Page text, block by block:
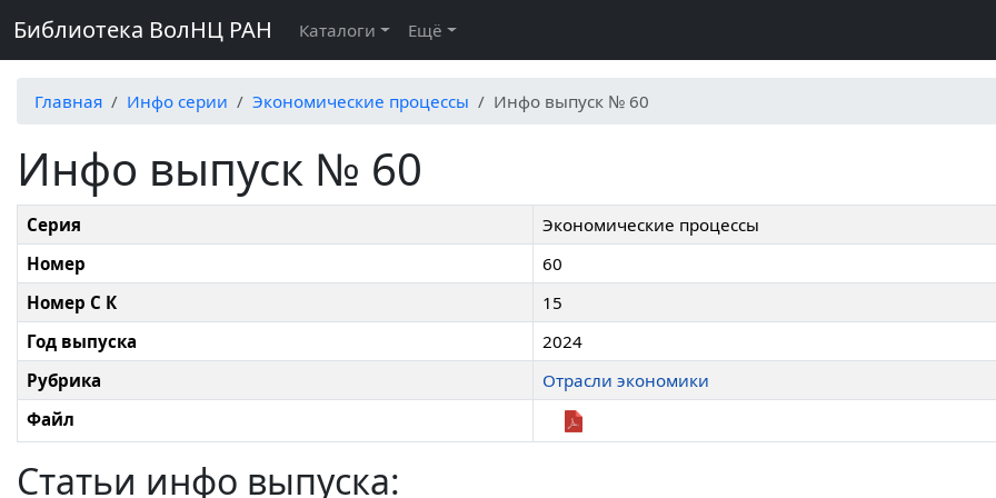
Библиотека ВолНЦ РАН Каталоги Ещё
Главная Инфо серии Экономические процессы Инфо выпуск № 60
Инфо выпуск № 60
Серия
Экономические процессы
Номер
60
Номер С К
15
Год выпуска
2024
Рубрика
Отрасли экономики
Файл
Статьи инфо выпуска: